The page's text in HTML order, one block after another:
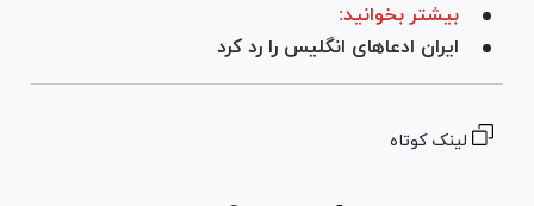
بیشتر بخوانید:
ایران ادعا‌های انگلیس را رد کرد
لینک کوتاه